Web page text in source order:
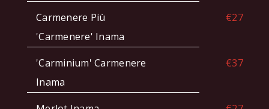
Carmenere Più
'Carmenere' Inama
€27
'Carminium' Carmenere
Inama
€37